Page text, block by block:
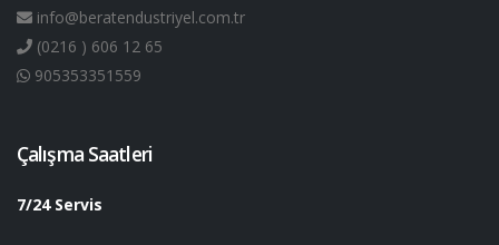
info@beratendustriyel.com.tr
(0216 ) 606 12 65
905353351559
Çalışma Saatleri
7/24 Servis